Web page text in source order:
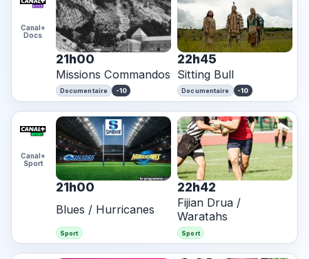
Canal+
Docs
21h00
Missions Commandos
Documentaire -10
22h45
Sitting Bull
Documentaire -10
Canal+
Sport
21h00
Blues / Hurricanes
Sport
22h42
Fijian Drua /
Waratahs
Sport